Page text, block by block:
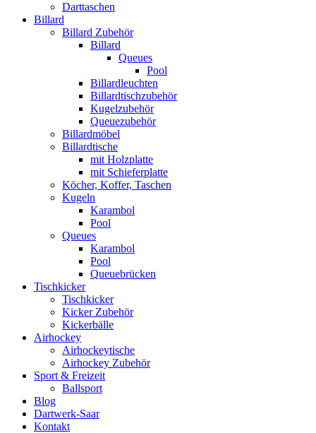
Darttaschen
Billard
Billard Zubehör
Billard
Queues
Pool
Billardleuchten
Billardtischzubehör
Kugelzubehör
Queuezubehör
Billardmöbel
Billardtische
mit Holzplatte
mit Schieferplatte
Köcher, Koffer, Taschen
Kugeln
Karambol
Pool
Queues
Karambol
Pool
Queuebrücken
Tischkicker
Tischkicker
Kicker Zubehör
Kickerbälle
Airhockey
Airhockeytische
Airhockey Zubehör
Sport & Freizeit
Ballsport
Blog
Dartwerk-Saar
Kontakt